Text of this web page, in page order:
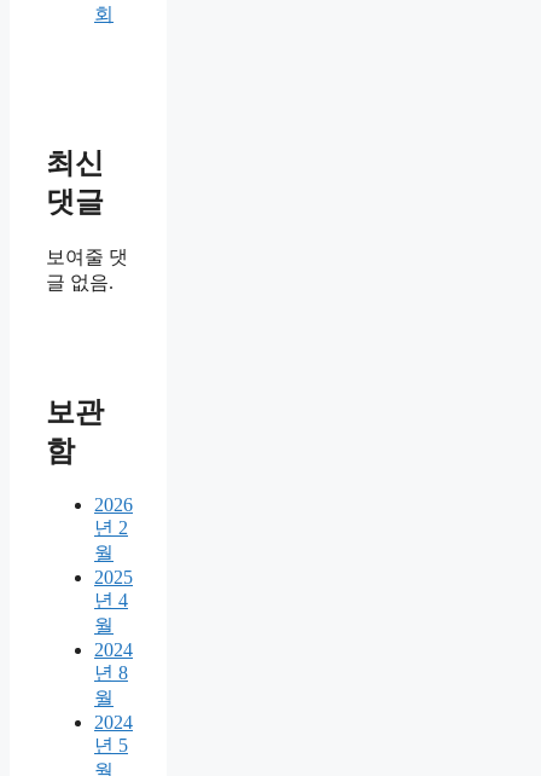
회
최신
댓글
보여줄 댓
글 없음.
보관
함
2026
년 2
월
2025
년 4
월
2024
년 8
월
2024
년 5
월